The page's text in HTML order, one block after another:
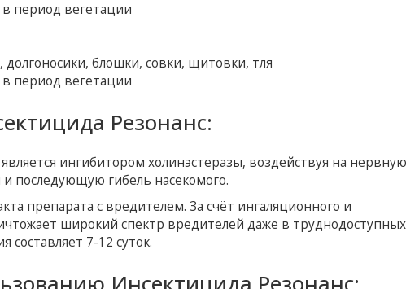
период вегетации
блошки, совки, щитовки, тля
период вегетации
Резонанс:
является ингибитором холинэстеразы, воздействуя на
последующую гибель насекомого.
препарата с вредителем. За счёт ингаляционного и
широкий спектр вредителей даже в
7-12 суток.